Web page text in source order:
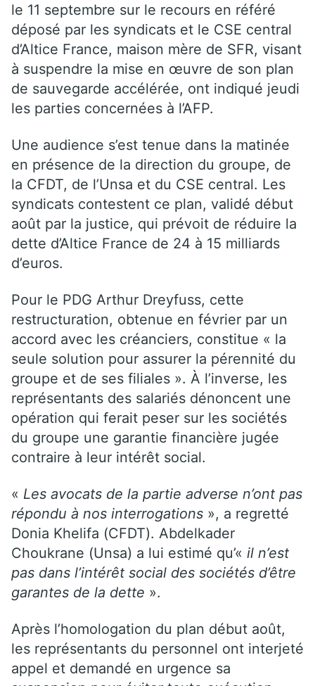
le 11 septembre sur le recours en référé
déposé par les syndicats et le CSE central
d’Altice France, maison mère de SFR, visant
à suspendre la mise en œuvre de son plan
de sauvegarde accélérée, ont indiqué jeudi
les parties concernées à l’AFP.
Une audience s’est tenue dans la matinée
en présence de la direction du groupe, de
la CFDT, de l’Unsa et du CSE central. Les
syndicats contestent ce plan, validé début
août par la justice, qui prévoit de réduire la
dette d’Altice France de 24 à 15 milliards
d’euros.
Pour le PDG Arthur Dreyfuss, cette
restructuration, obtenue en février par un
accord avec les créanciers, constitue « la
seule solution pour assurer la pérennité du
groupe et de ses filiales ». À l’inverse, les
représentants des salariés dénoncent une
opération qui ferait peser sur les sociétés
du groupe une garantie financière jugée
contraire à leur intérêt social.
« Les avocats de la partie adverse n’ont pas
répondu à nos interrogations », a regretté
Donia Khelifa (CFDT). Abdelkader
Choukrane (Unsa) a lui estimé qu’« il n’est
pas dans l’intérêt social des sociétés d’être
garantes de la dette ».
Après l’homologation du plan début août,
les représentants du personnel ont interjeté
appel et demandé en urgence sa